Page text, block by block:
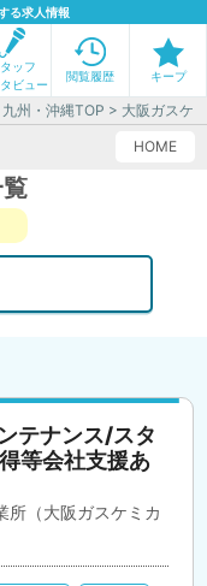
る求人情報
ッフ
ビュー
閲覧履歴 キープ
九州・沖縄TOP > 大阪ガスケ
HOME
テナンス/スタ
等会社支援あ
（大阪ガスケミカ